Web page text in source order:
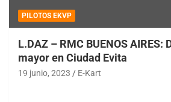
PILOTOS EKVP
L.DAZ – RMC BUENOS AIRES:
mayor en Ciudad Evita
19 junio, 2023 E-Kart